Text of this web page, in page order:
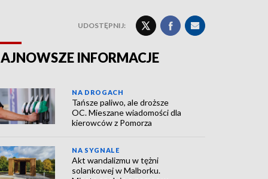
UDOSTĘPNIJ:
INFORMACJE
NA DROGACH
Tańsze paliwo, ale droższe
OC. Mieszane wiadomości dla
kierowców z Pomorza
NA SYGNALE
Akt wandalizmu w tężni
solankowej w Malborku.